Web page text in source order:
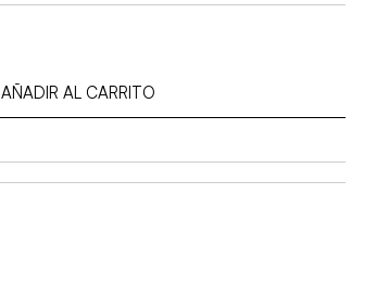
AÑADIR AL CARRITO